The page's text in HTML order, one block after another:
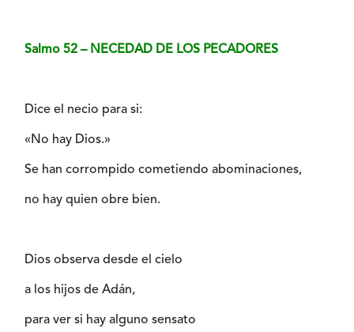
Salmo 52 – NECEDAD DE LOS PECADORES
Dice el necio para si:
«No hay Dios.»
Se han corrompido cometiendo abominaciones,
no hay quien obre bien.
Dios observa desde el cielo
a los hijos de Adán,
para ver si hay alguno sensato